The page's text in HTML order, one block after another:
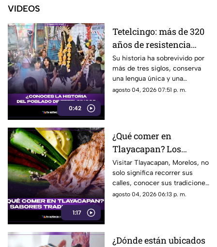
VIDEOS
0:42
Tetelcingo: más de 320
años de resistencia
cultural y la lucha
Su historia ha sobrevivido por
más de tres siglos, conserva
una lengua única y una
identidad que se niega a
agosto 04, 2026 07:51 p. m.
1:17
¿Qué comer en
Tlayacapan? Los
sabores tradicionales
que tienes que probar
Visitar Tlayacapan, Morelos, no
solo significa recorrer sus
calles, conocer sus tradiciones
y disfrutar de sus paisajes.
agosto 04, 2026 06:13 p. m.
¿Dónde están ubicados